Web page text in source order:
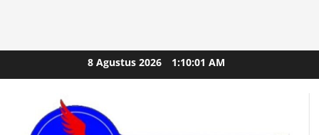
to
8 Agustus 2026 1:10:03 AM